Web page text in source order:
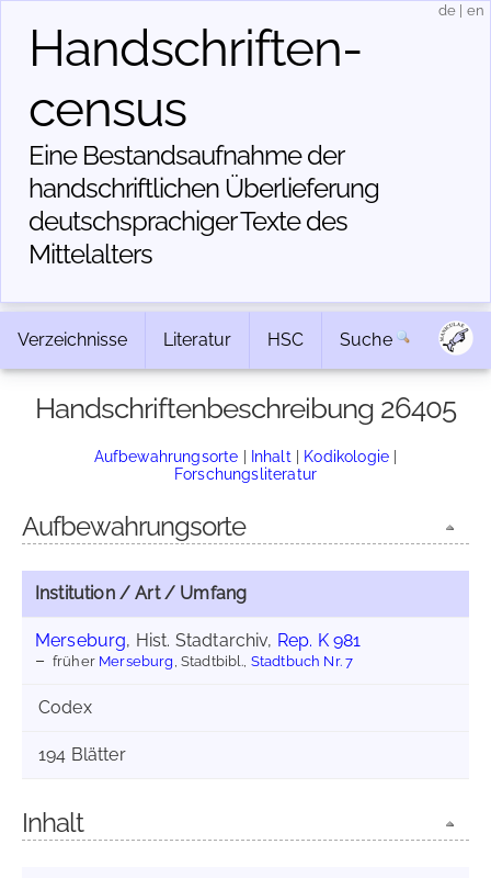
Handschriften­
census
Eine Bestandsaufnahme der
handschriftlichen Über­lieferung
deutschsprachiger Texte des
Mittelalters
de en
Verzeichnisse Literatur HSC Suche
Handschriftenbeschreibung 26405
Aufbewahrungsorte | Inhalt | Kodikologie |
Forschungsliteratur
Aufbewahrungsorte
Institution / Art / Umfang
Merseburg, Hist. Stadtarchiv, Rep. K 981
früher Merseburg , Stadtbibl., Stadtbuch Nr. 7
Codex
194 Blätter
Inhalt